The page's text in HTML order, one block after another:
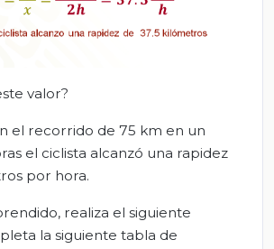
valor?
el recorrido de 75 km en un
el ciclista alcanzó una rapidez
por hora.
realiza el siguiente
la siguiente tabla de